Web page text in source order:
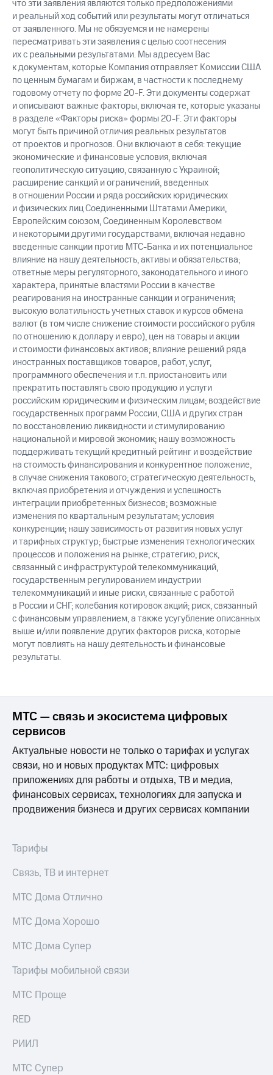
что эти заявления являются только предположениями
и реальный ход событий или результаты могут отличаться
от заявленного. Мы не обязуемся и не намерены
пересматривать эти заявления с целью соотнесения
их с реальными результатами. Мы адресуем Вас
к документам, которые Компания отправляет Комиссии США
по ценным бумагам и биржам, в частности к последнему
годовому отчету по форме 20-F. Эти документы содержат
и описывают важные факторы, включая те, которые указаны
в разделе «Факторы риска» формы 20-F. Эти факторы
могут быть причиной отличия реальных результатов
от проектов и прогнозов. Они включают в себя: текущие
экономические и финансовые условия, включая
геополитическую ситуацию, связанную с Украиной;
расширение санкций и ограничений, введенных
в отношении России и ряда российских юридических
и физических лиц Соединенными Штатами Америки,
Европейским союзом, Соединенным Королевством
и некоторыми другими государствами, включая недавно
введенные санкции против МТС-Банка и их потенциальное
влияние на нашу деятельность, активы и обязательства;
ответные меры регуляторного, законодательного и иного
характера, принятые властями России в качестве
реагирования на иностранные санкции и ограничения;
высокую волатильность учетных ставок и курсов обмена
валют (в том числе снижение стоимости российского рубля
по отношению к доллару и евро), цен на товары и акции
и стоимости финансовых активов; влияние решений ряда
иностранных поставщиков товаров, работ, услуг,
программного обеспечения и т.п. приостановить или
прекратить поставлять свою продукцию и услуги
российским юридическим и физическим лицам; воздействие
государственных программ России, США и других стран
по восстановлению ликвидности и стимулированию
национальной и мировой экономик; нашу возможность
поддерживать текущий кредитный рейтинг и воздействие
на стоимость финансирования и конкурентное положение,
в случае снижения такового; стратегическую деятельность,
включая приобретения и отчуждения и успешность
интеграции приобретенных бизнесов; возможные
изменения по квартальным результатам; условия
конкуренции; нашу зависимость от развития новых услуг
и тарифных структур; быстрые изменения технологических
процессов и положения на рынке; стратегию; риск,
связанный с инфраструктурой телекоммуникаций,
государственным регулированием индустрии
телекоммуникаций и иные риски, связанные с работой
в России и СНГ; колебания котировок акций; риск, связанный
с финансовым управлением, а также усугубление описанных
выше и/или появление других факторов риска, которые
могут повлиять на нашу деятельность и финансовые
результаты.
МТС — связь и экосистема цифровых
сервисов
Актуальные новости не только о тарифах и услугах
связи, но и новых продуктах МТС: цифровых
приложениях для работы и отдыха, ТВ и медиа,
финансовых сервисах, технологиях для запуска и
продвижения бизнеса и других сервисах компании
Тарифы
Связь, ТВ и интернет
МТС Дома Отлично
МТС Дома Хорошо
МТС Дома Супер
Тарифы мобильной связи
МТС Проще
RED
РИИЛ
МТС Супер